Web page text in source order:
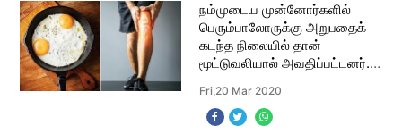
நம்முடைய முன்னோர்களில்
பெரும்பாலோருக்கு அறுபதைக்
கடந்த நிலையில் தான்
மூட்டுவலியால் அவதிப்பட்டனர்.
வழக்கங்களால் மிகவும் இளம்
வயதிலேயே மூட்டு வலியால்
Fri,20 Mar 2020